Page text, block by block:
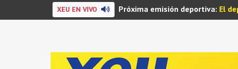
XEU EN VIVO Próxima emisión deportiva: El